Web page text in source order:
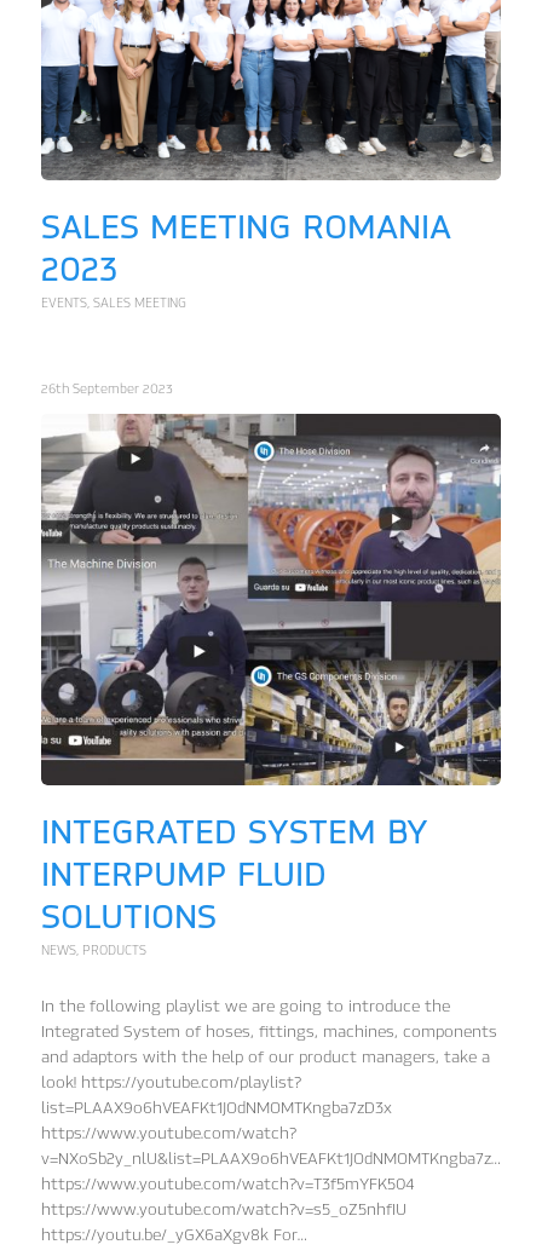
SALES MEETING ROMANIA
2023
EVENTS, SALES MEETING
26th September 2023
INTEGRATED SYSTEM BY
INTERPUMP FLUID
SOLUTIONS
NEWS, PRODUCTS
In the following playlist we are going to introduce the
Integrated System of hoses, fittings, machines, components
and adaptors with the help of our product managers, take a
look! https://youtube.com/playlist?
list=PLAAX9o6hVEAFKt1JOdNMOMTKngba7zD3x
https://www.youtube.com/watch?
https://www.youtube.com/watch?v=T3f5mYFK504
https://www.youtube.com/watch?v=s5_oZ5nhfIU
https://youtu.be/_yGX6aXgv8k For…